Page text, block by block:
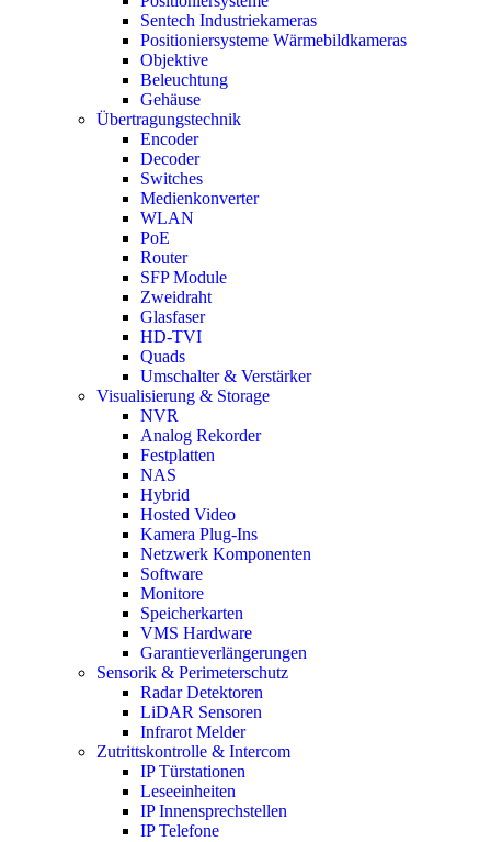
Sentech Industriekameras
Positioniersysteme Wärmebildkameras
Objektive
Beleuchtung
Gehäuse
Übertragungstechnik
Encoder
Decoder
Switches
Medienkonverter
WLAN
PoE
Router
SFP Module
Zweidraht
Glasfaser
HD-TVI
Quads
Umschalter & Verstärker
Visualisierung & Storage
NVR
Analog Rekorder
Festplatten
NAS
Hybrid
Hosted Video
Kamera Plug-Ins
Netzwerk Komponenten
Software
Monitore
Speicherkarten
VMS Hardware
Garantieverlängerungen
Sensorik & Perimeterschutz
Radar Detektoren
LiDAR Sensoren
Infrarot Melder
Zutrittskontrolle & Intercom
IP Türstationen
Leseeinheiten
IP Innensprechstellen
IP Telefone